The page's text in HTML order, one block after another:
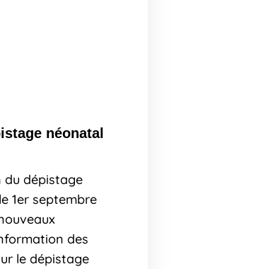
néonatal
du dépistage
1er septembre
des
le dépistage